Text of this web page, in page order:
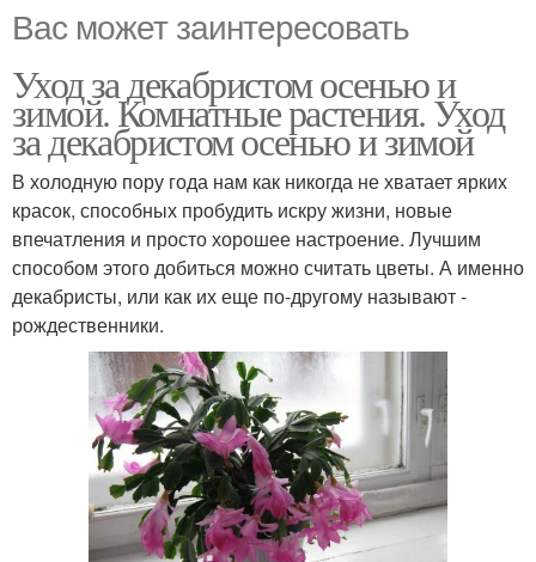
Вас может заинтересовать
Уход за декабристом осенью и
зимой. Комнатные растения. Уход
за декабристом осенью и зимой
В холодную пору года нам как никогда не хватает ярких
красок, способных пробудить искру жизни, новые
впечатления и просто хорошее настроение. Лучшим
способом этого добиться можно считать цветы. А именно
декабристы, или как их еще по-другому называют -
рождественники.